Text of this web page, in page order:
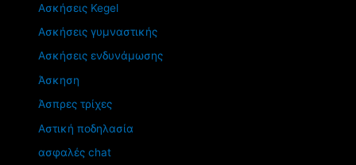
Ασκήσεις Kegel
Ασκήσεις γυμναστικής
Ασκήσεις ενδυνάμωσης
Άσκηση
Άσπρες τρίχες
Αστική ποδηλασία
ασφαλές chat